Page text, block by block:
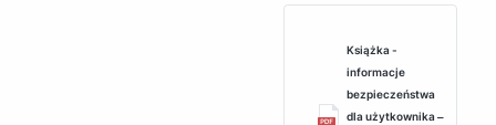
Książka -
informacje
bezpieczeństwa
dla użytkownika ‒